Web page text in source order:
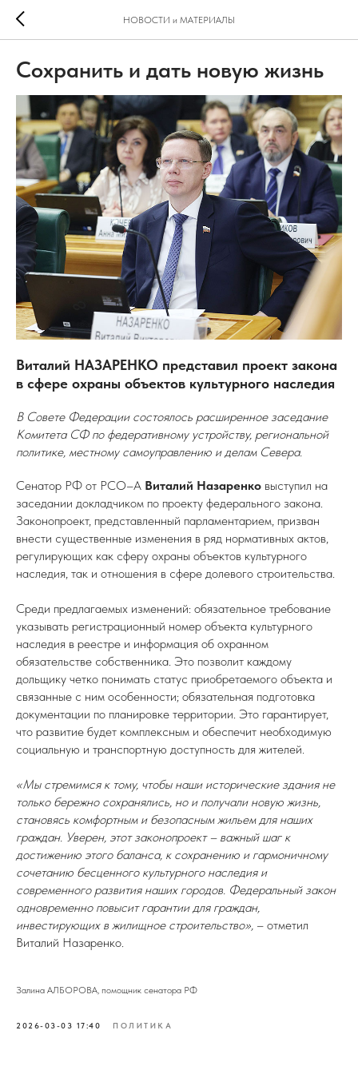
НОВОСТИ и МАТЕРИАЛЫ
Сохранить и дать новую жизнь
Виталий НАЗАРЕНКО представил проект закона
в сфере охраны объектов культурного наследия
В Совете Федерации состоялось расширенное заседание
Комитета СФ по федеративному устройству, региональной
политике, местному самоуправлению и делам Севера.
Сенатор РФ от РСО–А Виталий Назаренко выступил на
заседании докладчиком по проекту федерального закона.
Законопроект, представленный парламентарием, призван
внести существенные изменения в ряд нормативных актов,
регулирующих как сферу охраны объектов культурного
наследия, так и отношения в сфере долевого строительства.
Среди предлагаемых изменений: обязательное требование
указывать регистрационный номер объекта культурного
наследия в реестре и информация об охранном
обязательстве собственника. Это позволит каждому
дольщику четко понимать статус приобретаемого объекта и
связанные с ним особенности; обязательная подготовка
документации по планировке территории. Это гарантирует,
что развитие будет комплексным и обеспечит необходимую
социальную и транспортную доступность для жителей.
«Мы стремимся к тому, чтобы наши исторические здания не
только бережно сохранялись, но и получали новую жизнь,
становясь комфортным и безопасным жильем для наших
граждан. Уверен, этот законопроект – важный шаг к
достижению этого баланса, к сохранению и гармоничному
сочетанию бесценного культурного наследия и
современного развития наших городов. Федеральный закон
одновременно повысит гарантии для граждан,
инвестирующих в жилищное строительство», – отметил
Виталий Назаренко.
Залина АЛБОРОВА, помощник сенатора РФ
2026-03-03 17:40 ПОЛИТИКА